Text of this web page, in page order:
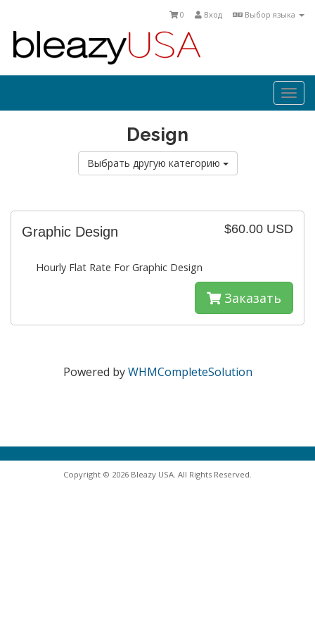
Выбор языка
Вход
0
Design
Выбрать другую категорию
$60.00 USD
Graphic Design
Hourly Flat Rate For Graphic Design
Заказать
Powered byWHMCompleteSolution
Copyright © 2026 Bleazy USA. All Rights Reserved.